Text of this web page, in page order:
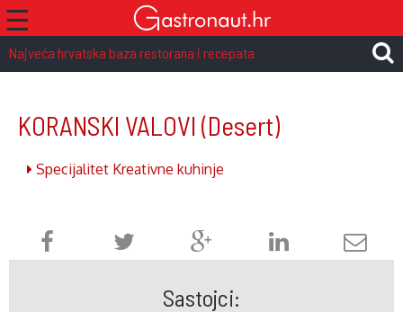
☰
Najveća hrvatska baza restorana i recepata
KORANSKI VALOVI (Desert)
Specijalitet Kreativne kuhinje
Sastojci: